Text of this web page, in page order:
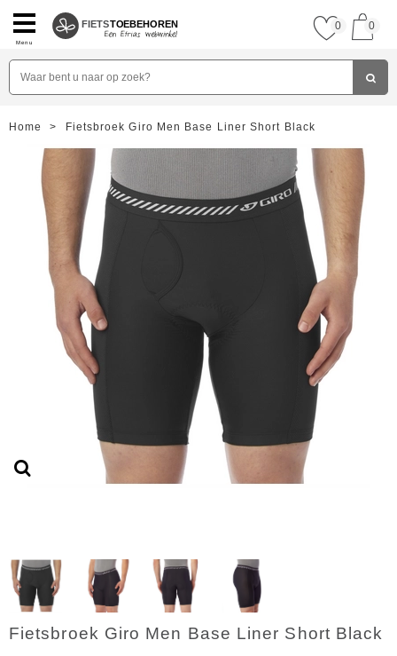
Menu
FIETSTOEBEHOREN 0 0
Home > Fietsbroek Giro Men Base Liner Short Black
Fietsbroek Giro Men Base Liner Short Black